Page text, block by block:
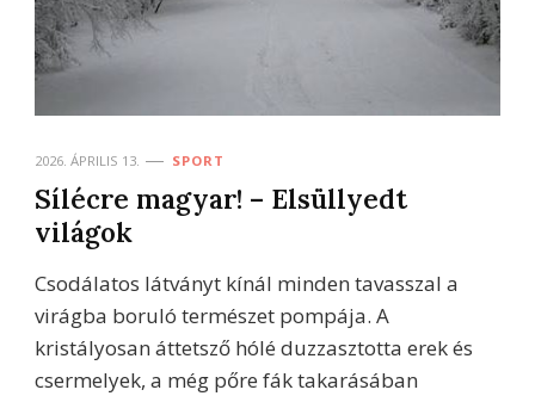
2026. ÁPRILIS 13. SPORT
Sílécre magyar! – Elsüllyedt
világok
Csodálatos látványt kínál minden tavasszal a
virágba boruló természet pompája. A
kristályosan áttetsző hólé duzzasztotta erek és
csermelyek, a még pőre fák takarásában